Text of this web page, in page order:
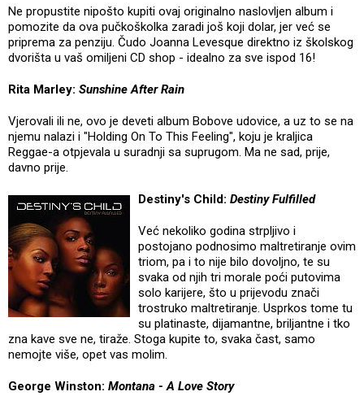
Ne propustite nipošto kupiti ovaj originalno naslovljen album i
pomozite da ova pučkoškolka zaradi još koji dolar, jer već se
priprema za penziju. Čudo Joanna Levesque direktno iz školskog
dvorišta u vaš omiljeni CD shop - idealno za sve ispod 16!
Rita Marley: Sunshine After Rain
Vjerovali ili ne, ovo je deveti album Bobove udovice, a uz to se na
njemu nalazi i "Holding On To This Feeling", koju je kraljica
Reggae-a otpjevala u suradnji sa suprugom. Ma ne sad, prije,
davno prije.
Destiny's Child: Destiny Fulfilled
Već nekoliko godina strpljivo i
postojano podnosimo maltretiranje ovim
triom, pa i to nije bilo dovoljno, te su
svaka od njih tri morale poći putovima
solo karijere, što u prijevodu znači
trostruko maltretiranje. Usprkos tome tu
su platinaste, dijamantne, briljantne i tko
zna kave sve ne, tiraže. Stoga kupite to, svaka čast, samo
nemojte više, opet vas molim.
George Winston: Montana - A Love Story